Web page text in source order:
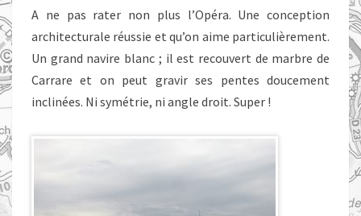
A ne pas rater non plus l’Opéra. Une conception
architecturale réussie et qu’on aime particulièrement.
Un grand navire blanc ; il est recouvert de marbre de
Carrare et on peut gravir ses pentes doucement
inclinées. Ni symétrie, ni angle droit. Super !